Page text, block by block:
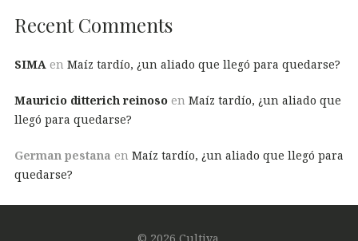
Recent Comments
SIMA en Maíz tardío, ¿un aliado que llegó para quedarse?
Mauricio ditterich reinoso en Maíz tardío, ¿un aliado que
llegó para quedarse?
German pestana en Maíz tardío, ¿un aliado que llegó para
quedarse?
© 2026 Cultiva.